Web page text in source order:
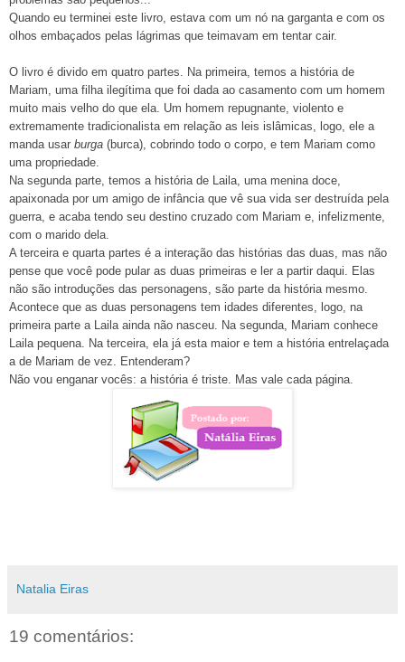
Quando eu terminei este livro, estava com um nó na garganta e com os
olhos embaçados pelas lágrimas que teimavam em tentar cair.
O livro é divido em quatro partes. Na primeira, temos a história de
Mariam, uma filha ilegítima que foi dada ao casamento com um homem
muito mais velho do que ela. Um homem repugnante, violento e
extremamente tradicionalista em relação as leis islâmicas, logo, ele a
manda usar burga (burca), cobrindo todo o corpo, e tem Mariam como
uma propriedade.
Na segunda parte, temos a história de Laila, uma menina doce,
apaixonada por um amigo de infância que vê sua vida ser destruída pela
guerra, e acaba tendo seu destino cruzado com Mariam e, infelizmente,
com o marido dela.
A terceira e quarta partes é a interação das histórias das duas, mas não
pense que você pode pular as duas primeiras e ler a partir daqui. Elas
não são introduções das personagens, são parte da história mesmo.
Acontece que as duas personagens tem idades diferentes, logo, na
primeira parte a Laila ainda não nasceu. Na segunda, Mariam conhece
Laila pequena. Na terceira, ela já esta maior e tem a história entrelaçada
a de Mariam de vez. Entenderam?
Não vou enganar vocês: a história é triste. Mas vale cada página.
Natalia Eiras
19 comentários: